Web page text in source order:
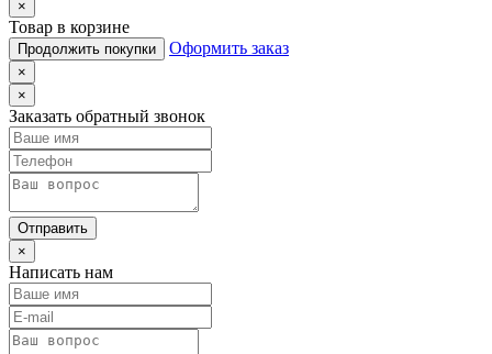
×
Товар в корзине
Продолжить покупки Оформить заказ
×
×
Заказать обратный звонок
Отправить
×
Написать нам